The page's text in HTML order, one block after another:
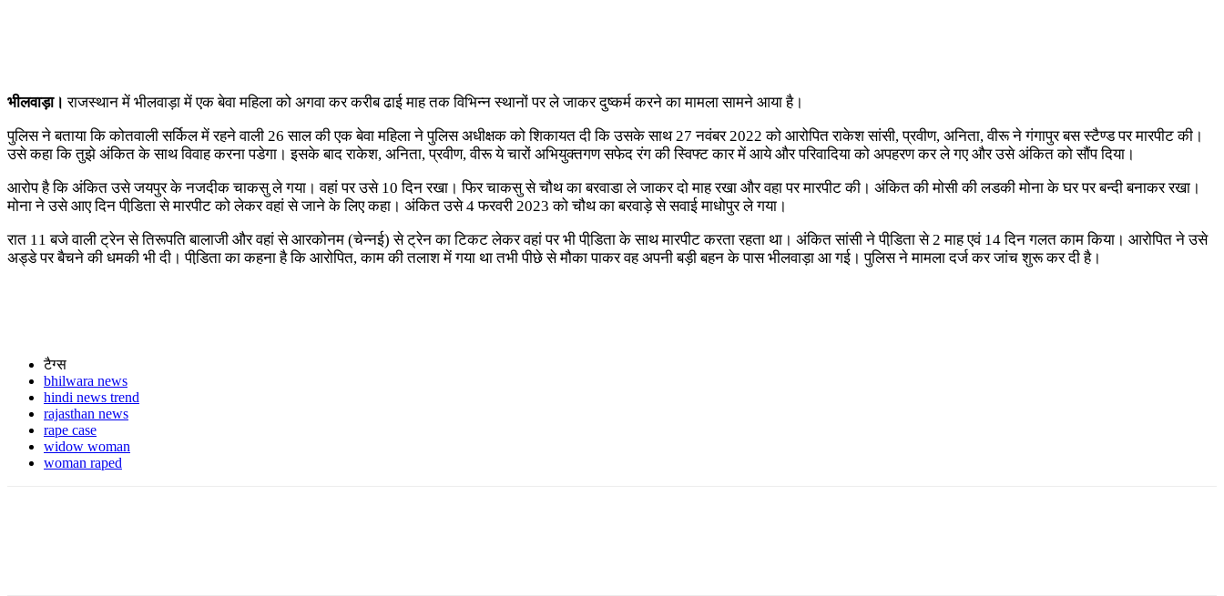
भीलवाड़ा। राजस्थान में भीलवाड़ा में एक बेवा महिला को अगवा कर करीब ढाई माह तक विभिन्न स्थानों पर ले जाकर दुष्कर्म करने का मामला सामने आया है।
पुलिस ने बताया कि कोतवाली सर्किल में रहने वाली 26 साल की एक बेवा महिला ने पुलिस अधीक्षक को शिकायत दी कि उसके साथ 27 नवंबर 2022 को आरोपित राकेश सांसी, प्रवीण, अनिता, वीरू ने गंगापुर बस स्टैण्ड पर मारपीट की।
उसे कहा कि तुझे अंकित के साथ विवाह करना पडेगा। इसके बाद राकेश, अनिता, प्रवीण, वीरू ये चारों अभियुक्तगण सफेद रंग की स्विफ्ट कार में आये और परिवादिया को अपहरण कर ले गए और उसे अंकित को सौंप दिया।
आरोप है कि अंकित उसे जयपुर के नजदीक चाकसु ले गया। वहां पर उसे 10 दिन रखा। फिर चाकसु से चौथ का बरवाडा ले जाकर दो माह रखा और वहा पर मारपीट की। अंकित की मोसी की लडकी मोना के घर पर बन्दी बनाकर रखा।
मोना ने उसे आए दिन पीडि़ता से मारपीट को लेकर वहां से जाने के लिए कहा। अंकित उसे 4 फरवरी 2023 को चौथ का बरवाड़े से सवाई माधोपुर ले गया।
रात 11 बजे वाली ट्रेन से तिरूपति बालाजी और वहां से आरकोनम (चेन्नई) से ट्रेन का टिकट लेकर वहां पर भी पीडि़ता के साथ मारपीट करता रहता था। अंकित सांसी ने पीडि़ता से 2 माह एवं 14 दिन गलत काम किया। आरोपित ने उसे
अड्डे पर बैचने की धमकी भी दी। पीडि़ता का कहना है कि आरोपित, काम की तलाश में गया था तभी पीछे से मौका पाकर वह अपनी बड़ी बहन के पास भीलवाड़ा आ गई। पुलिस ने मामला दर्ज कर जांच शुरू कर दी है।
टैग्स
bhilwara news
hindi news trend
rajasthan news
rape case
widow woman
woman raped